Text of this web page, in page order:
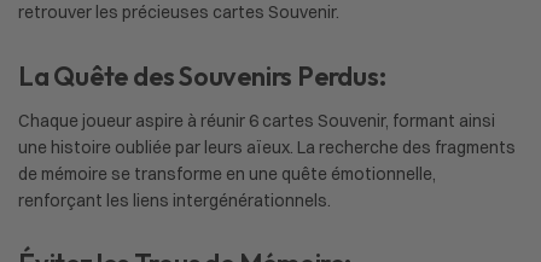
retrouver les précieuses cartes Souvenir.
La Quête des Souvenirs Perdus:
Chaque joueur aspire à réunir 6 cartes Souvenir, formant ainsi
une histoire oubliée par leurs aïeux. La recherche des fragments
de mémoire se transforme en une quête émotionnelle,
renforçant les liens intergénérationnels.